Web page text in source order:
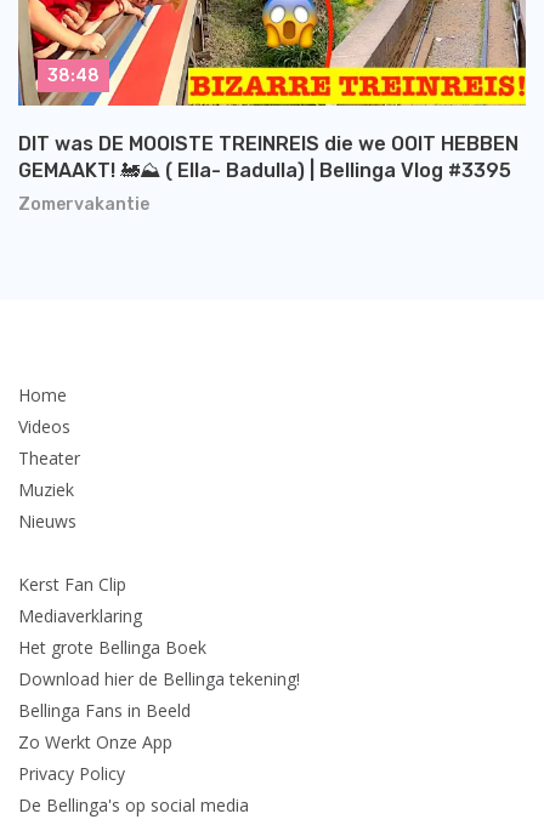
Zomervakantie
DIT was DE MOOISTE TREINREIS die we OOIT HEBBEN
GEMAAKT! 🚂⛰️ ( Ella- Badulla) | Bellinga Vlog #3395
38:48
Home
Videos
Theater
Muziek
Nieuws
Kerst Fan Clip
Mediaverklaring
Het grote Bellinga Boek
Download hier de Bellinga tekening!
Bellinga Fans in Beeld
Zo Werkt Onze App
Privacy Policy
De Bellinga's op social media